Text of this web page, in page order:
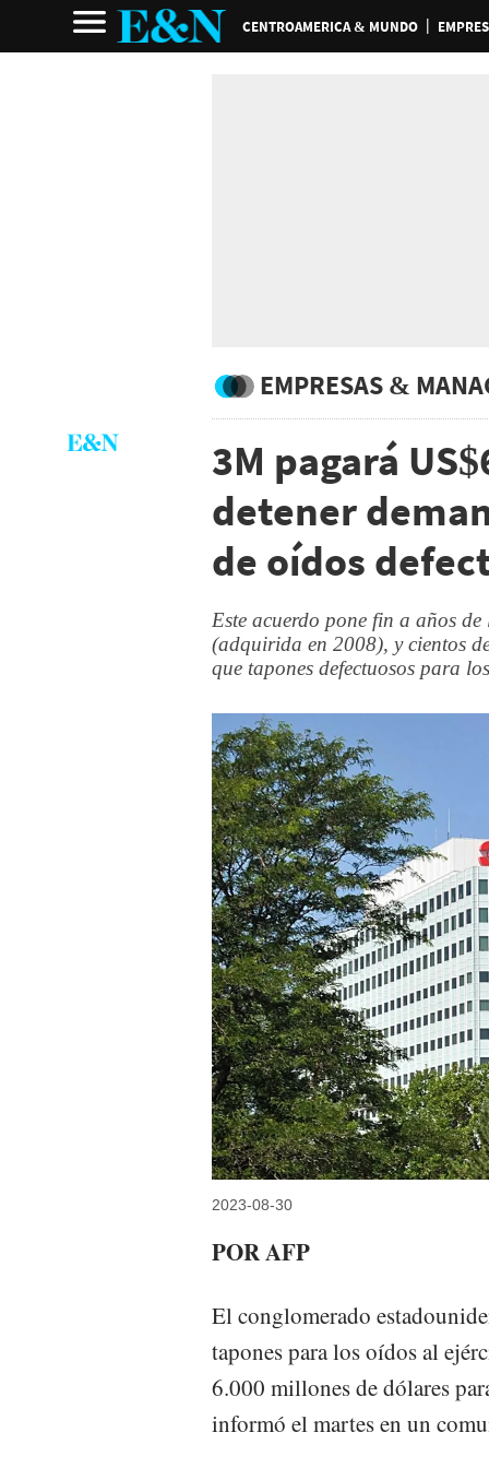
CENTROAMERICA & MUNDO
EMPRESAS &
3M pagará
detener
de oídos
Este acuerdo pone fin a años
(adquirida en 2008), y cientos
que tapones defectuosos para
2023-08-30
POR AFP
El conglomerado
tapones para los oídos al
6.000 millones de dólares
informó el martes en un